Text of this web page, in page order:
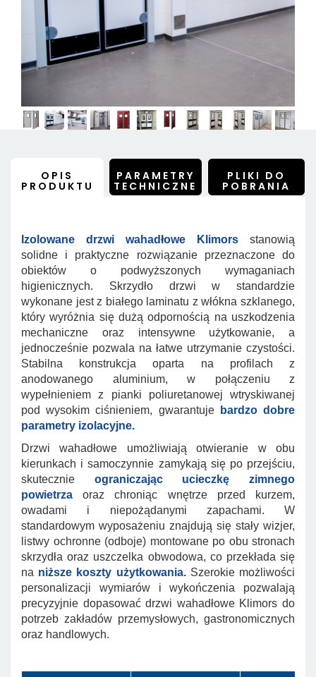
OPIS
PRODUKTU
PARAMETRY
TECHNICZNE
PLIKI DO
POBRANIA
Izolowane drzwi wahadłowe Klimors stanowią
solidne i praktyczne rozwiązanie przeznaczone do
obiektów o podwyższonych wymaganiach
higienicznych. Skrzydło drzwi w standardzie
wykonane jest z białego laminatu z włókna szklanego,
który wyróżnia się dużą odpornością na uszkodzenia
mechaniczne oraz intensywne użytkowanie, a
jednocześnie pozwala na łatwe utrzymanie czystości.
Stabilna konstrukcja oparta na profilach z
anodowanego aluminium, w połączeniu z
wypełnieniem z pianki poliuretanowej wtryskiwanej
pod wysokim ciśnieniem, gwarantuje
bardzo dobre
parametry izolacyjne.
Drzwi wahadłowe umożliwiają otwieranie w obu
kierunkach i samoczynnie zamykają się po przejściu,
skutecznie ograniczając ucieczkę zimnego
powietrza oraz chroniąc wnętrze przed kurzem,
owadami i niepożądanymi zapachami. W
standardowym wyposażeniu znajdują się stały wizjer,
listwy ochronne (odboje) montowane po obu stronach
skrzydła oraz uszczelka obwodowa, co przekłada się
na niższe koszty użytkowania.Szerokie możliwości
personalizacji wymiarów i wykończenia pozwalają
precyzyjnie dopasować drzwi wahadłowe Klimors do
potrzeb zakładów przemysłowych, gastronomicznych
oraz handlowych.